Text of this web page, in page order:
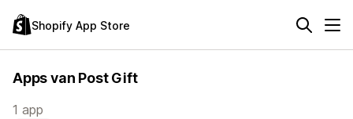
Shopify App Store
Apps van Post Gift
1 app